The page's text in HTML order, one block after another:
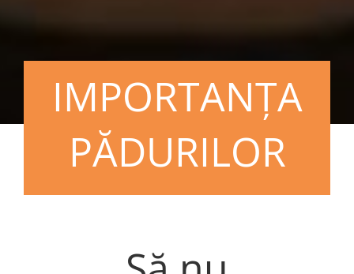
IMPORTANȚA
PĂDURILOR